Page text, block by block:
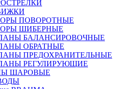
ПОВОРОТНЫЕ
ШИБЕРНЫЕ
БАЛАНСИРОВОЧНЫЕ
ОБРАТНЫЕ
ПРЕДОХРАНИТЕЛЬНЫЕ
РЕГУЛИРУЮЩИЕ
ШАРОВЫЕ